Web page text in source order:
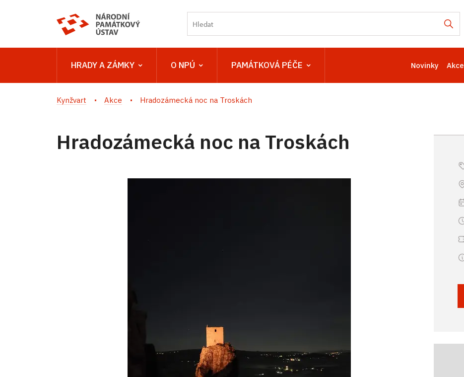
HRADY A ZÁMKY O NPÚ PAMÁTKOVÁ PÉČE Novinky Akce
Kynžvart Akce Hradozámecká noc na Troskách
Hradozámecká noc na Troskách